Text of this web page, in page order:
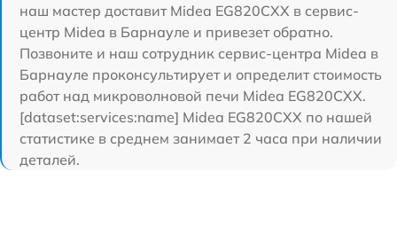
наш мастер доставит Midea EG820CXX в сервис-
центр Midea в Барнауле и привезет обратно.
Позвоните и наш сотрудник сервис-центра Midea в
Барнауле проконсультирует и определит стоимость
работ над микроволновой печи Midea EG820CXX.
[dataset:services:name] Midea EG820CXX по нашей
статистике в среднем занимает 2 часа при наличии
деталей.